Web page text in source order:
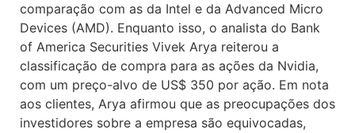
comparação com as da Intel e da Advanced Micro
Devices (AMD). Enquanto isso, o analista do Bank
of America Securities Vivek Arya reiterou a
classificação de compra para as ações da Nvidia,
com um preço-alvo de US$ 350 por ação. Em nota
aos clientes, Arya afirmou que as preocupações dos
investidores sobre a empresa são equivocadas,